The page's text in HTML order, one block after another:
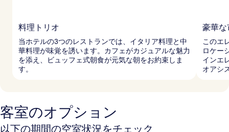
料理トリオ
当ホテルの3つのレストランでは、イタリア料理と中
華料理が味覚を誘います。カフェがカジュアルな魅力
を添え、ビュッフェ式朝食が元気な朝をお約束しま
す。
豪華な
このエ
ロケー
インエ
オアシ
客室のオプション
以下の期間の空室状況をチェック